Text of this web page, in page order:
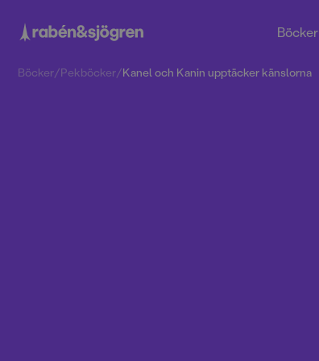
Böcker
Böcker/Pekböcker/Kanel och Kanin upptäcker känslorna